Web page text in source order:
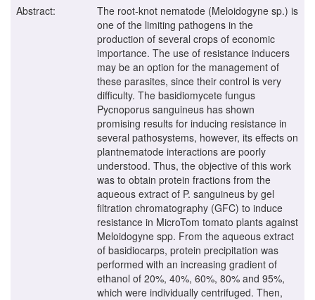
Abstract:
The root-knot nematode (Meloidogyne sp.) is
one of the limiting pathogens in the
production of several crops of economic
importance. The use of resistance inducers
may be an option for the management of
these parasites, since their control is very
difficulty. The basidiomycete fungus
Pycnoporus sanguineus has shown
promising results for inducing resistance in
several pathosystems, however, its effects on
plantnematode interactions are poorly
understood. Thus, the objective of this work
was to obtain protein fractions from the
aqueous extract of P. sanguineus by gel
filtration chromatography (GFC) to induce
resistance in MicroTom tomato plants against
Meloidogyne spp. From the aqueous extract
of basidiocarps, protein precipitation was
performed with an increasing gradient of
ethanol of 20%, 40%, 60%, 80% and 95%,
which were individually centrifuged. Then,